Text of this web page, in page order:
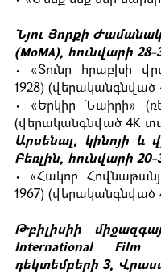
Նյու Յորքի
(МоМА), հունվարի
• «Տունը հրաբխի
1928)
• «Երկիր Նաիրի»
(վերականգնված 4K
Արսենալ, կինոյի և
Բեռլին, հունվարի 20-
• «Հակոբ
1967)
Թբիլիսիի
International Film
դեկտեմբերի 3,